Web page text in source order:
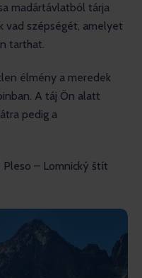
madártávlatból tárja
vad szépségét, amelyet
tarthat.
élmény a meredek
A táj Ön alatt
pedig a
– Lomnický štít